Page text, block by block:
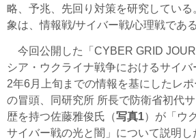
略、予兆、先回り対策を研究してい
象は、情報戦/サイバー戦/心理戦である
今回公開した「CYBER GRID
シア・ウクライナ戦争におけるサイ
2年6月上旬までの情報を基にしたレ
の冒頭、同研究所 所長で防衛省初代
歴を持つ佐藤雅俊氏（写真1）が「ウ
サイバー戦の光と闇」について説明し